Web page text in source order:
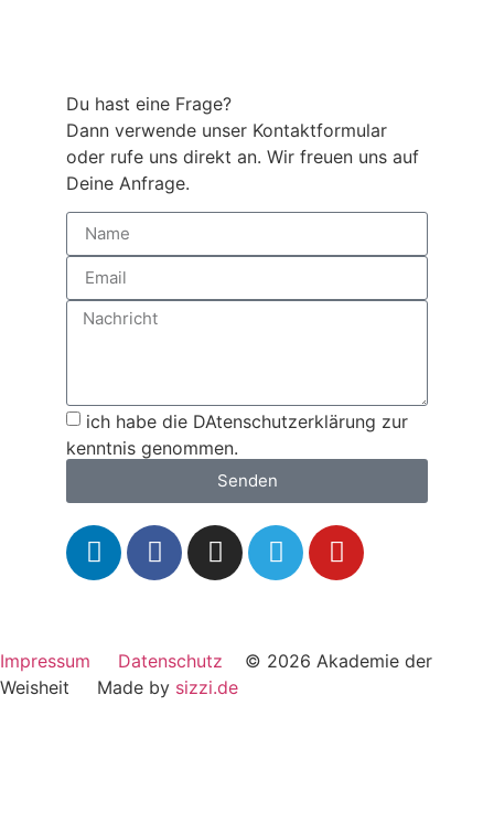
Du hast eine Frage?
Dann verwende unser Kontaktformular
oder rufe uns direkt an. Wir freuen uns auf
Deine Anfrage.
ich habe die DAtenschutzerklärung zur
kenntnis genommen.
Senden
Impressum Datenschutz © 2026 Akademie der
Weisheit Made by sizzi.de